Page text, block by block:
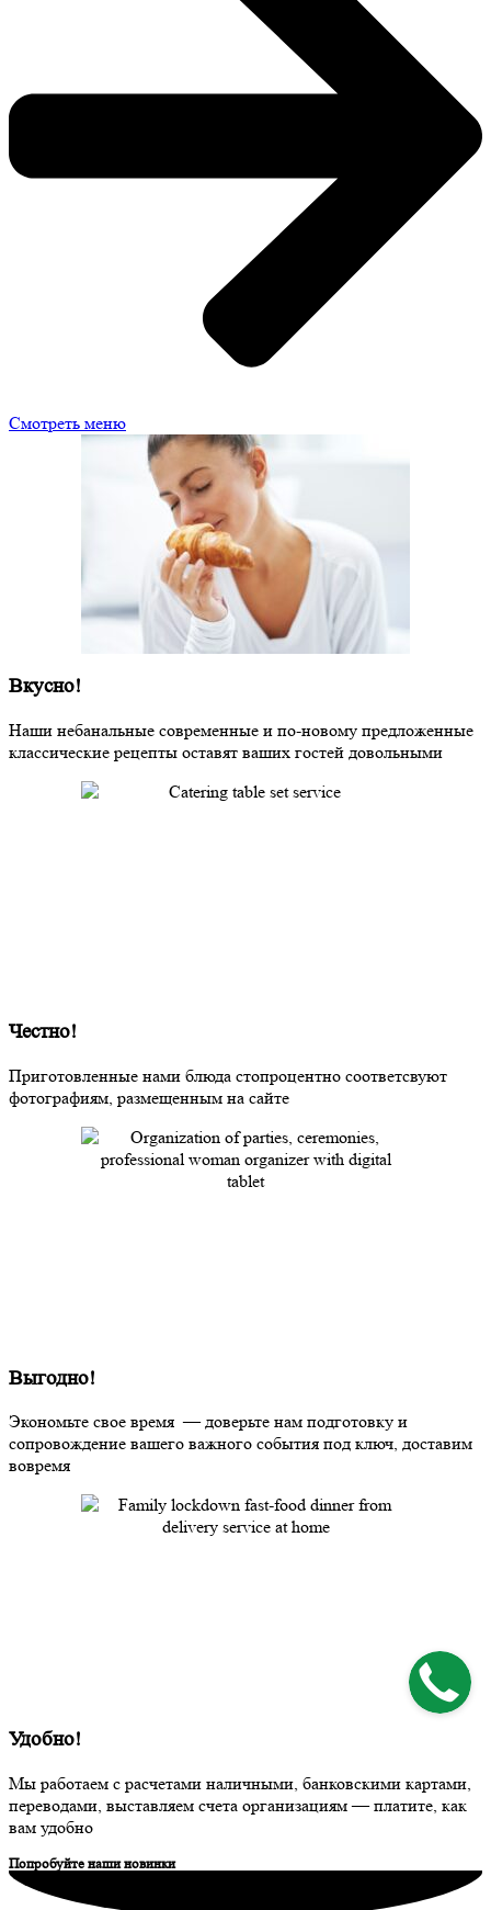
Смотреть меню
Вкусно!
Наши небанальные современные и по-новому предложенные
классические рецепты оставят ваших гостей довольными
Честно!
Приготовленные нами блюда стопроцентно соответсвуют
фотографиям, размещенным на сайте
Выгодно!
Экономьте свое время — доверьте нам подготовку и
сопровождение вашего важного события под ключ, доставим
вовремя
Удобно!
Мы работаем с расчетами наличными, банковскими картами,
переводами, выставляем счета организациям — платите, как
вам удобно
Попробуйте наши новинки